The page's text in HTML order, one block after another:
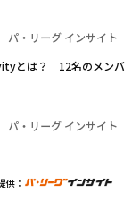
パ・リーグ インサイト
とは？ 12名のメンバ
パ・リーグ インサイト
供：